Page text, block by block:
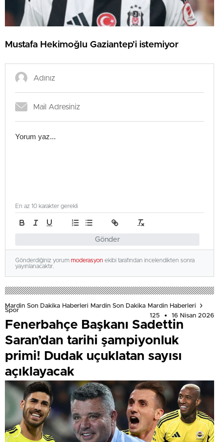
Mustafa Hekimoğlu Gaziantep’i istemiyor
Gönder
En az 10 karakter gerekli
Gönderdiğiniz yorum moderasyon ekibi tarafından incelendikten sonra
yayınlanacaktır.
Mardin Son Dakika Haberleri Mardin Son Dakika Mardin Haberleri
Spor
125
16 Nisan 2026
Fenerbahçe Başkanı Sadettin
Saran’dan tarihi şampiyonluk
primi! Dudak uçuklatan sayısı
açıklayacak